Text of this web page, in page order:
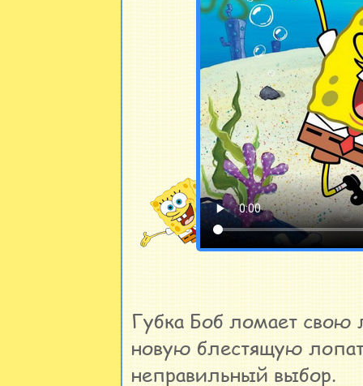
Губка Боб ломает
новую блестящую
неправильный выбор.